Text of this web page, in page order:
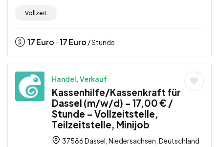
Vollzeit
17Euro -17Euro / Stunde
Handel, Verkauf
Kassenhilfe/Kassenkraft für
Dassel (m/w/d) – 17,00 € /
Stunde – Vollzeitstelle,
Teilzeitstelle, Minijob
37586 Dassel, Niedersachsen, Deutschland